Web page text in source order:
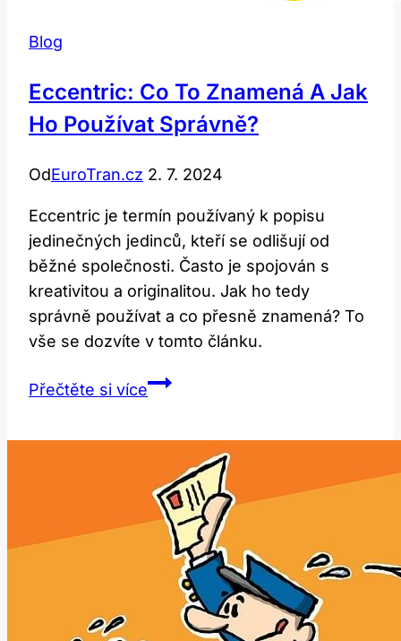
Blog
Eccentric: Co To Znamená A Jak
Ho Používat Správně?
OdEuroTran.cz 2. 7. 2024
Eccentric je termín používaný k popisu
jedinečných jedinců, kteří se odlišují od
běžné společnosti. Často je spojován s
kreativitou a originalitou. Jak ho tedy
správně používat a co přesně znamená? To
vše se dozvíte v tomto článku.
Přečtěte si víceEccentric:
Znamená
a
Jak
Ho
Používat
Správně?